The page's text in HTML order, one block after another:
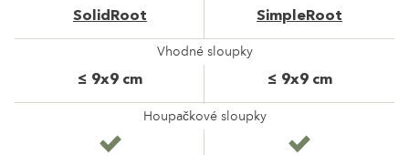
SolidRoot SimpleRoot
Vhodné sloupky
≤ 9x9 cm ≤ 9x9 cm
Houpačkové sloupky